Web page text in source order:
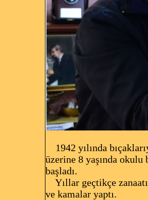
1942 yılında
üzerine 8 yaşında okulu
başladı.
Yıllar geçtikçe
ve kamalar yaptı.